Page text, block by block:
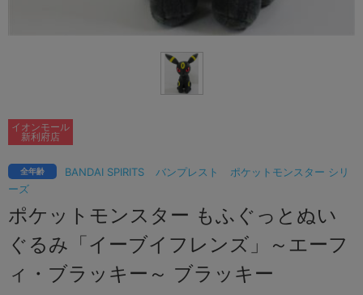
BANDAI SPIRITS バンプレスト
ポケットモンスター シリ
ーズ
全年齢
ポケットモンスター もふぐっとぬい
ぐるみ「イーブイフレンズ」～エーフ
ィ・ブラッキー～ ブラッキー
イオンモール
新利府店